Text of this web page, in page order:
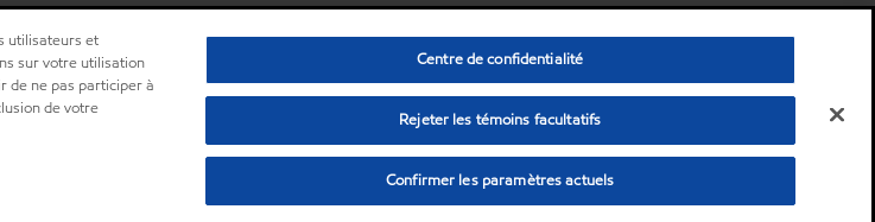
(Ne pas vendre ou partager mes informations personnelles) • Politique de confidentialité
© Copyright 2003-2026Exxon Mobil Corporation. Tous les droits sont réservés.
utilisateurs et
sur votre utilisation
de ne pas participer à
de votre
Centre de confidentialité
Rejeter les témoins facultatifs
Confirmer les paramètres actuels